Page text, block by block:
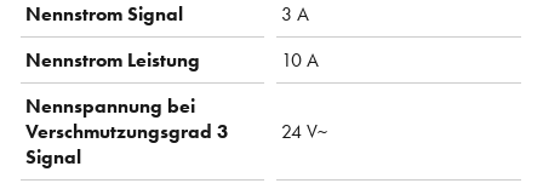
Nennstrom Signal
3 A
Nennstrom Leistung
10 A
Nennspannung bei
Verschmutzungsgrad 3
Signal
24 V~